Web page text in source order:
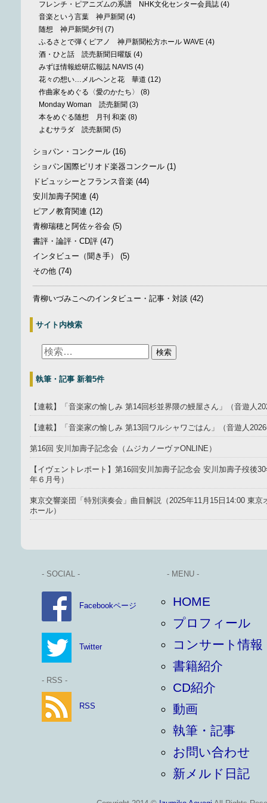
フレンチ・ピアニズムの系譜 NHK文化センター会員誌 (4)
音楽という言葉 神戸新聞 (4)
随想 神戸新聞夕刊 (7)
ふるさとで弾くピアノ 神戸新聞松方ホール WAVE (4)
酒・ひと話 読売新聞日曜版 (4)
みずほ情報総研広報誌 NAVIS (4)
花々の想い…メルヘンと花 華道 (12)
作曲家をめぐる〈愛のかたち〉
(8)
Monday Woman 読売新聞 (3)
本をめぐる随想 月刊 和楽 (8)
よむサラダ 読売新聞 (5)
ショパン・コンクール (16)
ショパン国際ピリオド楽器コンクール (1)
ドビュッシーとフランス音楽 (44)
安川加壽子関連 (4)
ピアノ教育関連 (12)
青柳瑞穂と阿佐ヶ谷会 (5)
書評・論評・CD評 (47)
インタビュー（聞き手）
(5)
その他 (74)
青柳いづみこへのインタビュー・記事・対談 (42)
サイト内検索
執筆・記事 新着5件
【連載】「音楽家の愉しみ 第14回杉並界隈の鰻屋さん」（音遊人
【連載】「音楽家の愉しみ 第13回ワルシャワごはん」（音遊人
第16回 安川加壽子記念会（ムジカノーヴァONLINE）
【イヴェントレポート】第16回安川加壽子記念会 安川加壽子歿後
年６月号）
東京交響楽団「特別演奏会」曲目解説（2025年11月15日14:00 東京
ホール）
- SOCIAL -
Facebookページ
Twitter
- RSS -
RSS
- MENU -
HOME
プロフィール
コンサート情報
書籍紹介
CD紹介
動画
執筆・記事
お問い合わせ
新メルド日記